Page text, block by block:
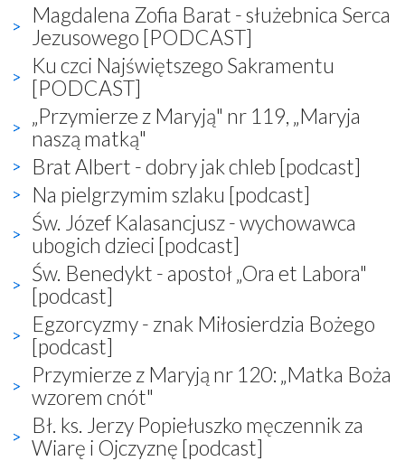
Magdalena Zofia Barat - służebnica Serca
Jezusowego [PODCAST]
Ku czci Najświętszego Sakramentu
[PODCAST]
„Przymierze z Maryją" nr 119, „Maryja
naszą matką"
Brat Albert - dobry jak chleb [podcast]
Na pielgrzymim szlaku [podcast]
Św. Józef Kalasancjusz - wychowawca
ubogich dzieci [podcast]
Św. Benedykt - apostoł „Ora et Labora"
[podcast]
Egzorcyzmy - znak Miłosierdzia Bożego
[podcast]
Przymierze z Maryją nr 120: „Matka Boża
wzorem cnót"
Bł. ks. Jerzy Popiełuszko męczennik za
Wiarę i Ojczyznę [podcast]